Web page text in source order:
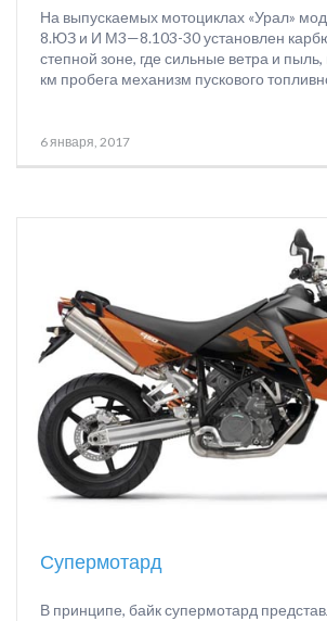
На выпускаемых мотоциклах «Урал»
8.ЮЗ и И М3—8.103-30 установлен
степной зоне, где сильные ветра и
км пробега механизм пускового
6 января, 2017
Супермотард
В принципе, байк супермотард